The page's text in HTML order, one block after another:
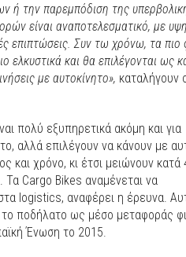
ή την παρεμπόδιση της
είναι αναποτελεσματικό, με
επιπτώσεις. Συν τω χρόνω, τα πιο
ελκυστικά και θα επιλέγονται ως
με αυτοκίνητο», καταλήγουν
πολύ εξυπηρετικά ακόμη και για
αλλά επιλέγουν να κάνουν με
και χρόνο, κι έτσι μειώνουν κατά
Cargo Bikes αναμένεται να
logistics, αναφέρει η έρευνα.
ποδήλατο ως μέσο μεταφοράς
Ένωση το 2015.